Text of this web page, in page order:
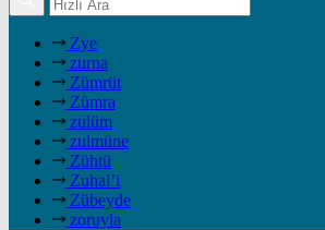
Zye
zurna
Zümrüt
Zümra
zulüm
zulmüne
Zühtü
Zuhal’i
Zübeyde
zoruyla